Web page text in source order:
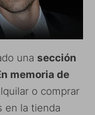
una sección
memoria de
o comprar
en la tienda